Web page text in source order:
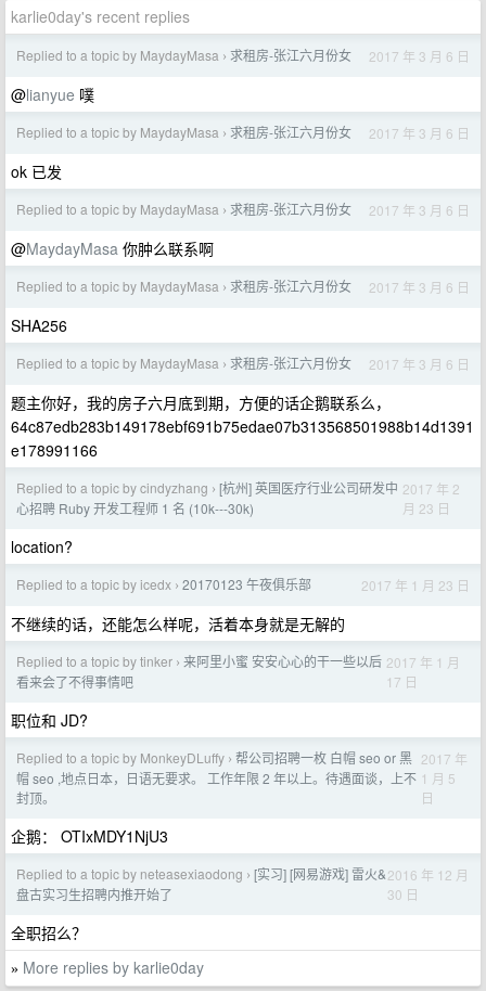
karlie0day's recent replies
Replied to a topic by MaydayMasa › 求租房-张江六月份女 2017 年 3 月 6 日
@lianyue 噗
Replied to a topic by MaydayMasa › 求租房-张江六月份女 2017 年 3 月 6 日
ok 已发
Replied to a topic by MaydayMasa › 求租房-张江六月份女 2017 年 3 月 6 日
@MaydayMasa 你肿么联系啊
Replied to a topic by MaydayMasa › 求租房-张江六月份女 2017 年 3 月 6 日
SHA256
Replied to a topic by MaydayMasa › 求租房-张江六月份女 2017 年 3 月 6 日
题主你好，我的房子六月底到期，方便的话企鹅联系么，
64c87edb283b149178ebf691b75edae07b313568501988b14d1391
e178991166
Replied to a topic by cindyzhang › [杭州] 英国医疗行业公司研发中
心招聘 Ruby 开发工程师 1 名 (10k---30k)
2017 年 2
月 23 日
location?
Replied to a topic by icedx › 20170123 午夜俱乐部 2017 年 1 月 23 日
不继续的话，还能怎么样呢，活着本身就是无解的
Replied to a topic by tinker › 来阿里小蜜 安安心心的干一些以后
看来会了不得事情吧
2017 年 1 月
17 日
职位和 JD?
Replied to a topic by MonkeyDLuffy › 帮公司招聘一枚 白帽 seo or 黑
帽 seo ,地点日本，日语无要求。 工作年限 2 年以上。待遇面谈，上不
封顶。
2017 年
1 月 5
日
企鹅： OTIxMDY1NjU3
Replied to a topic by neteasexiaodong › [实习] [网易游戏] 雷火&
盘古实习生招聘内推开始了
2016 年 12 月
30 日
全职招么？
» More replies by karlie0day